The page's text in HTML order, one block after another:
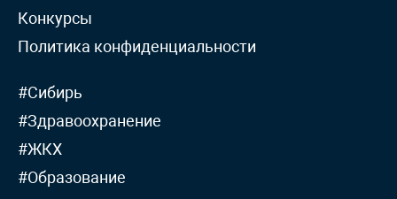
Конкурсы
Политика конфиденциальности
#Сибирь
#Здравоохранение
#ЖКХ
#Образование